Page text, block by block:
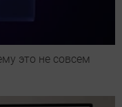
это не совсем